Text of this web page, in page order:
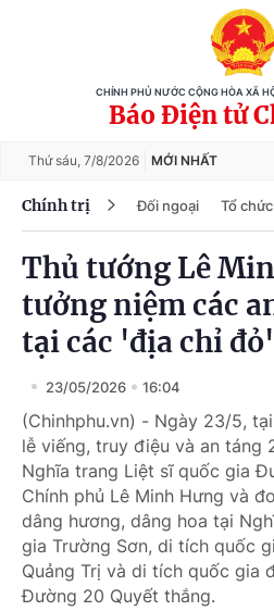
CHÍNH PHỦ NƯỚC CỘNG HÒA XÃ
Báo Điện tử
Thứ sáu, 7/8/2026 MỚI NHẤT
Chính trị Đối ngoại Tổ
Thủ tướng Lê
tưởng niệm các
tại các 'địa chỉ
23/05/2026 16:04
(Chinhphu.vn) - Ngày 23/5,
lễ viếng, truy điệu và an táng
Nghĩa trang Liệt sĩ quốc gia
Chính phủ Lê Minh Hưng và
dâng hương, dâng hoa tại
gia Trường Sơn, di tích quốc
Quảng Trị và di tích quốc gia
Đường 20 Quyết thắng.